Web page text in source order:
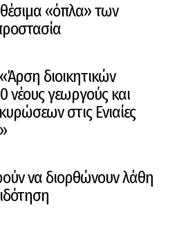
«όπλα» των
διοικητικών
νέους γεωργούς και
στις Ενιαίες
να διορθώνουν λάθη